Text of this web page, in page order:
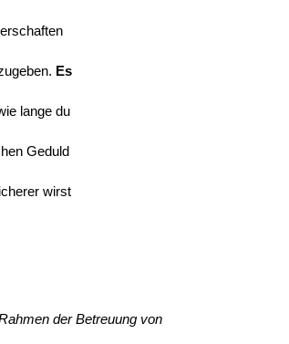
Es
lange du
Geduld
wirst
der Betreuung von